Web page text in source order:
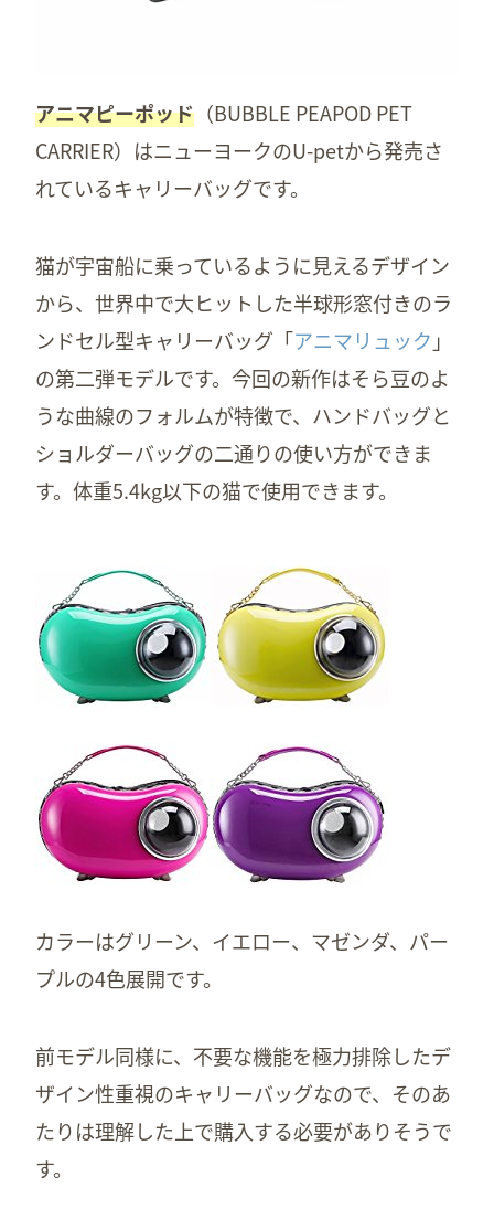
アニマピーポッド （BUBBLE PEAPOD PET
CARRIER）はニューヨークのU-petから発売さ
れているキャリーバッグです。
猫が宇宙船に乗っているように見えるデザイン
から、世界中で大ヒットした半球形窓付きのラ
ンドセル型キャリーバッグ「アニマリュック 」
の第二弾モデルです。今回の新作はそら豆のよ
うな曲線のフォルムが特徴で、ハンドバッグと
ショルダーバッグの二通りの使い方ができま
す。体重5.4kg以下の猫で使用できます。
カラーはグリーン、イエロー、マゼンダ、パー
プルの4色展開です。
前モデル同様に、不要な機能を極力排除したデ
ザイン性重視のキャリーバッグなので、そのあ
たりは理解した上で購入する必要がありそうで
す。